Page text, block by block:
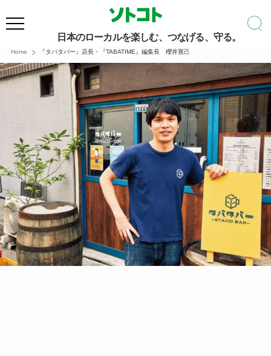
日本のローカルを楽しむ、つなげる、守る。
Home 『タバタバー』店長・『TABATIME』編集長 櫻井寛己